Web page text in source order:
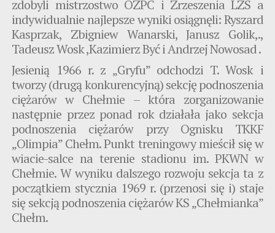
zdobyli mistrzostwo OZPC i Zrzeszenia LZS a
indywidualnie najlepsze wyniki osiągnęli: Ryszard
Kasprzak, Zbigniew Wanarski, Janusz Golik,.,
Tadeusz Wosk ,Kazimierz Być i Andrzej Nowosad .
Jesienią 1966 r. z „Gryfu” odchodzi T. Wosk i
tworzy (drugą konkurencyjną) sekcję podnoszenia
ciężarów w Chełmie – która zorganizowanie
następnie przez ponad rok działała jako sekcja
podnoszenia ciężarów przy Ognisku TKKF
„Olimpia” Chełm. Punkt treningowy mieścił się w
wiacie-salce na terenie stadionu im. PKWN w
Chełmie. W wyniku dalszego rozwoju sekcja ta z
początkiem stycznia 1969 r. (przenosi się i) staje
się sekcją podnoszenia ciężarów KS „Chełmianka”
Chełm.